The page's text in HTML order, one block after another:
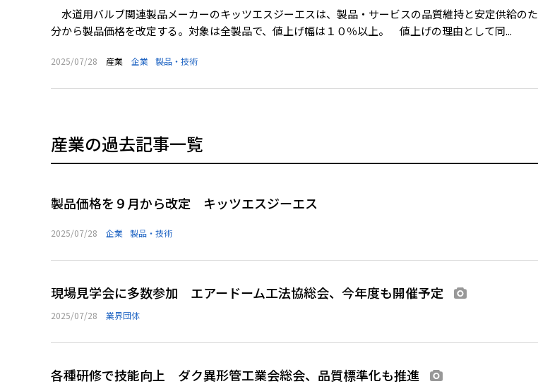
水道用バルブ関連製品メーカーのキッツエスジーエスは、製品・サービスの品質維持と安定供給の
分から製品価格を改定する。対象は全製品で、値上げ幅は１０％以上。 値上げの理由として同...
2025/07/28 産業 企業 製品・技術
産業の過去記事一覧
製品価格を９月から改定 キッツエスジーエス
2025/07/28 企業 製品・技術
現場見学会に多数参加 エアードーム工法協総会、今年度も開催予定
2025/07/28 業界団体
各種研修で技能向上 ダク異形管工業会総会、品質標準化も推進